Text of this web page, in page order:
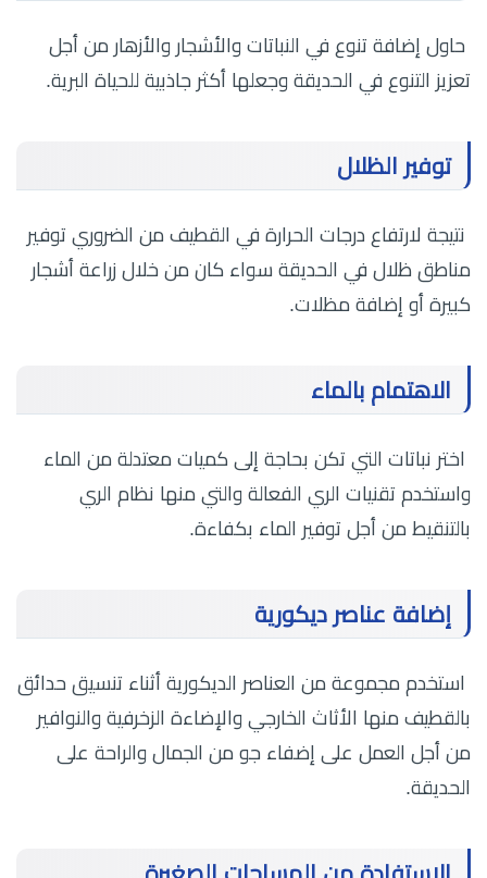
حاول إضافة تنوع في النباتات والأشجار والأزهار من أجل
تعزيز التنوع في الحديقة وجعلها أكثر جاذبية للحياة البرية.
توفير الظلال
نتيجة لارتفاع درجات الحرارة في القطيف من الضروري توفير
مناطق ظلال في الحديقة سواء كان من خلال زراعة أشجار
كبيرة أو إضافة مظلات.
الاهتمام بالماء
اختر نباتات التي تكن بحاجة إلى كميات معتدلة من الماء
واستخدم تقنيات الري الفعالة والتي منها نظام الري
بالتنقيط من أجل توفير الماء بكفاءة.
إضافة عناصر ديكورية
استخدم مجموعة من العناصر الديكورية أثناء تنسيق حدائق
بالقطيف منها الأثاث الخارجي والإضاءة الزخرفية والنوافير
من أجل العمل على إضفاء جو من الجمال والراحة على
الحديقة.